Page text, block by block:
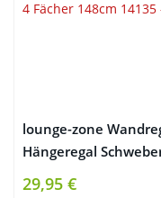
lounge-zone
Hängeregal
Pinie 4 Fächer 148cm
29,95 €